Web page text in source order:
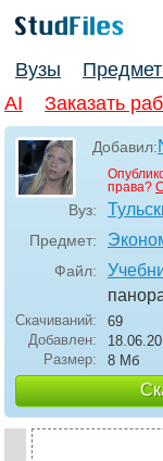
Вузы
AI
Заказать
Добавил:
права?
Вуз:
Предмет:
Файл:
Скачиваний:
69
Добавлен:
Размер:
8 Мб